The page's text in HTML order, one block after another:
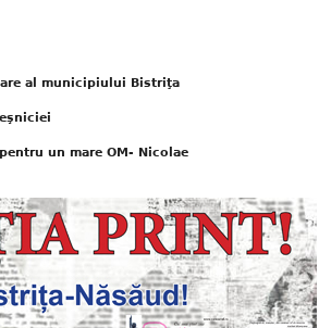
al municipiului Bistriţa
un mare OM- Nicolae